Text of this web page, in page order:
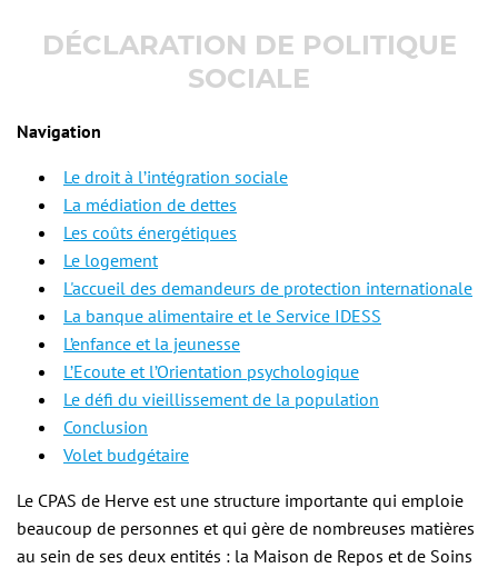
DÉCLARATION DE POLITIQUE
SOCIALE
Navigation
Le droit à l’intégration sociale
La médiation de dettes
Les coûts énergétiques
Le logement
L'accueil des demandeurs de protection internationale
La banque alimentaire et le Service IDESS
L’enfance et la jeunesse
L’Ecoute et l’Orientation psychologique
Le défi du vieillissement de la population
Conclusion
Volet budgétaire
Le CPAS de Herve est une structure importante qui emploie
beaucoup de personnes et qui gère de nombreuses matières
au sein de ses deux entités : la Maison de Repos et de Soins